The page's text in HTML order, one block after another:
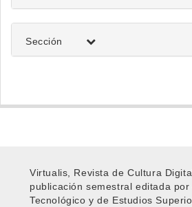
Sección
Virtualis, Revista de Cultura
publicación semestral editada
Tecnológico y de Estudios